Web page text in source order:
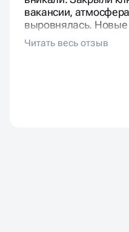
вакансии, атмосфера
выровнялась.
вписались,
Такой подбор